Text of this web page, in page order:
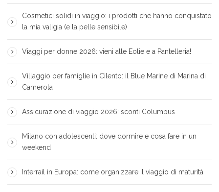
Cosmetici solidi in viaggio: i prodotti che hanno conquistato
la mia valigia (e la pelle sensibile)
Viaggi per donne 2026: vieni alle Eolie e a Pantelleria!
Villaggio per famiglie in Cilento: il Blue Marine di Marina di
Camerota
Assicurazione di viaggio 2026: sconti Columbus
Milano con adolescenti: dove dormire e cosa fare in un
weekend
Interrail in Europa: come organizzare il viaggio di maturità